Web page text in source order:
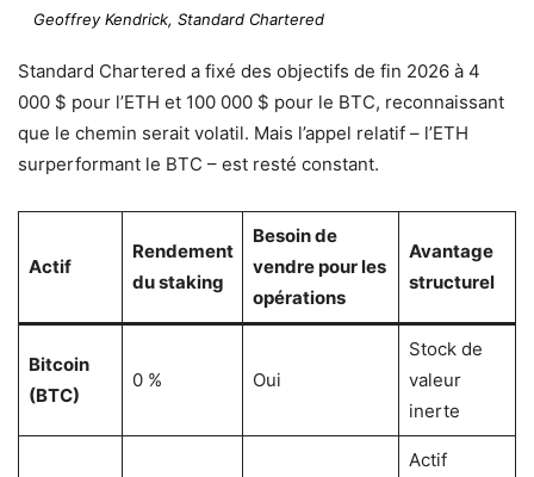
Geoffrey Kendrick, Standard Chartered
Standard Chartered a fixé des objectifs de fin 2026 à 4
000 $ pour l’ETH et 100 000 $ pour le BTC, reconnaissant
que le chemin serait volatil. Mais l’appel relatif – l’ETH
surperformant le BTC – est resté constant.
Actif
Rendement
du staking
Besoin de
vendre pour les
opérations
Avantage
structurel
Bitcoin
(BTC)
0 % Oui
Stock de
valeur
inerte
Actif